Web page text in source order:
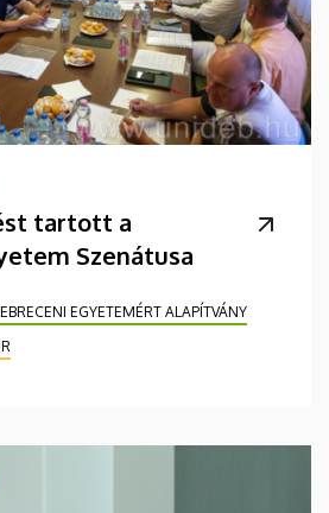
tartott a
Szenátusa
EGYETEMÉRT ALAPÍTVÁNY